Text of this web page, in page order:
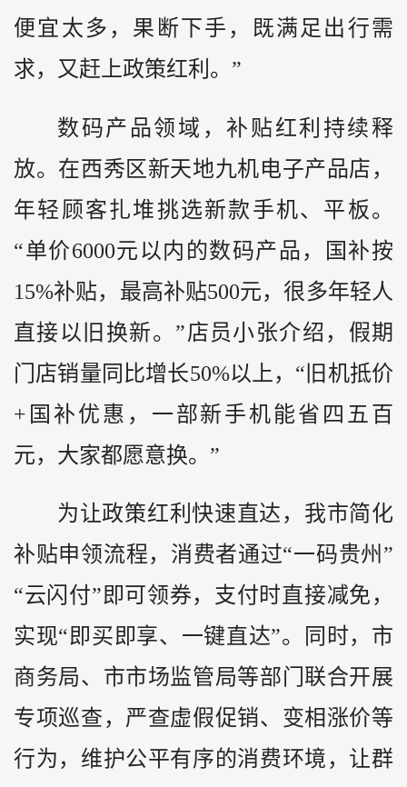
便宜太多，果断下手，既满足出行需
求，又赶上政策红利。”
数码产品领域，补贴红利持续释
放。在西秀区新天地九机电子产品店，
年轻顾客扎堆挑选新款手机、平板。
“单价6000元以内的数码产品，国补按
15%补贴，最高补贴500元，很多年轻人
直接以旧换新。”店员小张介绍，假期
门店销量同比增长50%以上，“旧机抵价
+国补优惠，一部新手机能省四五百
元，大家都愿意换。”
为让政策红利快速直达，我市简化
补贴申领流程，消费者通过“一码贵州 ”
“云闪付”即可领券，支付时直接减免，
实现“即买即享、一键直达”。同时，市
商务局、市市场监管局等部门联合开展
专项巡查，严查虚假促销、变相涨价等
行为，维护公平有序的消费环境，让群